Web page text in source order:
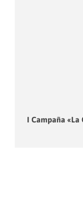
I Campaña «La